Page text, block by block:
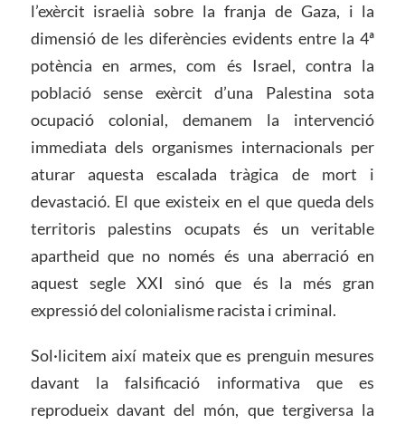
l’exèrcit israelià sobre la franja de Gaza, i la
dimensió de les diferències evidents entre la 4ª
potència en armes, com és Israel, contra la
població sense exèrcit d’una Palestina sota
ocupació colonial, demanem la intervenció
immediata dels organismes internacionals per
aturar aquesta escalada tràgica de mort i
devastació. El que existeix en el que queda dels
territoris palestins ocupats és un veritable
apartheid que no només és una aberració en
aquest segle XXI sinó que és la més gran
expressió del colonialisme racista i criminal.
Sol·licitem així mateix que es prenguin mesures
davant la falsificació informativa que es
reprodueix davant del món, que tergiversa la